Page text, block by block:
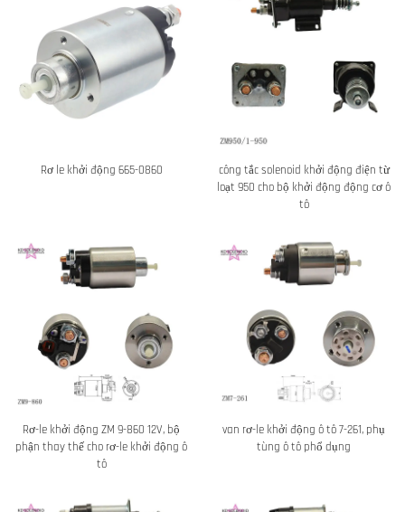
Rơ le khởi động 665-0860
công tắc solenoid khởi động điện từ
loạt 950 cho bộ khởi động động cơ ô
tô
Rơ-le khởi động ZM 9-860 12V, bộ
phận thay thế cho rơ-le khởi động ô
tô
van rơ-le khởi động ô tô 7-261, phụ
tùng ô tô phổ dụng